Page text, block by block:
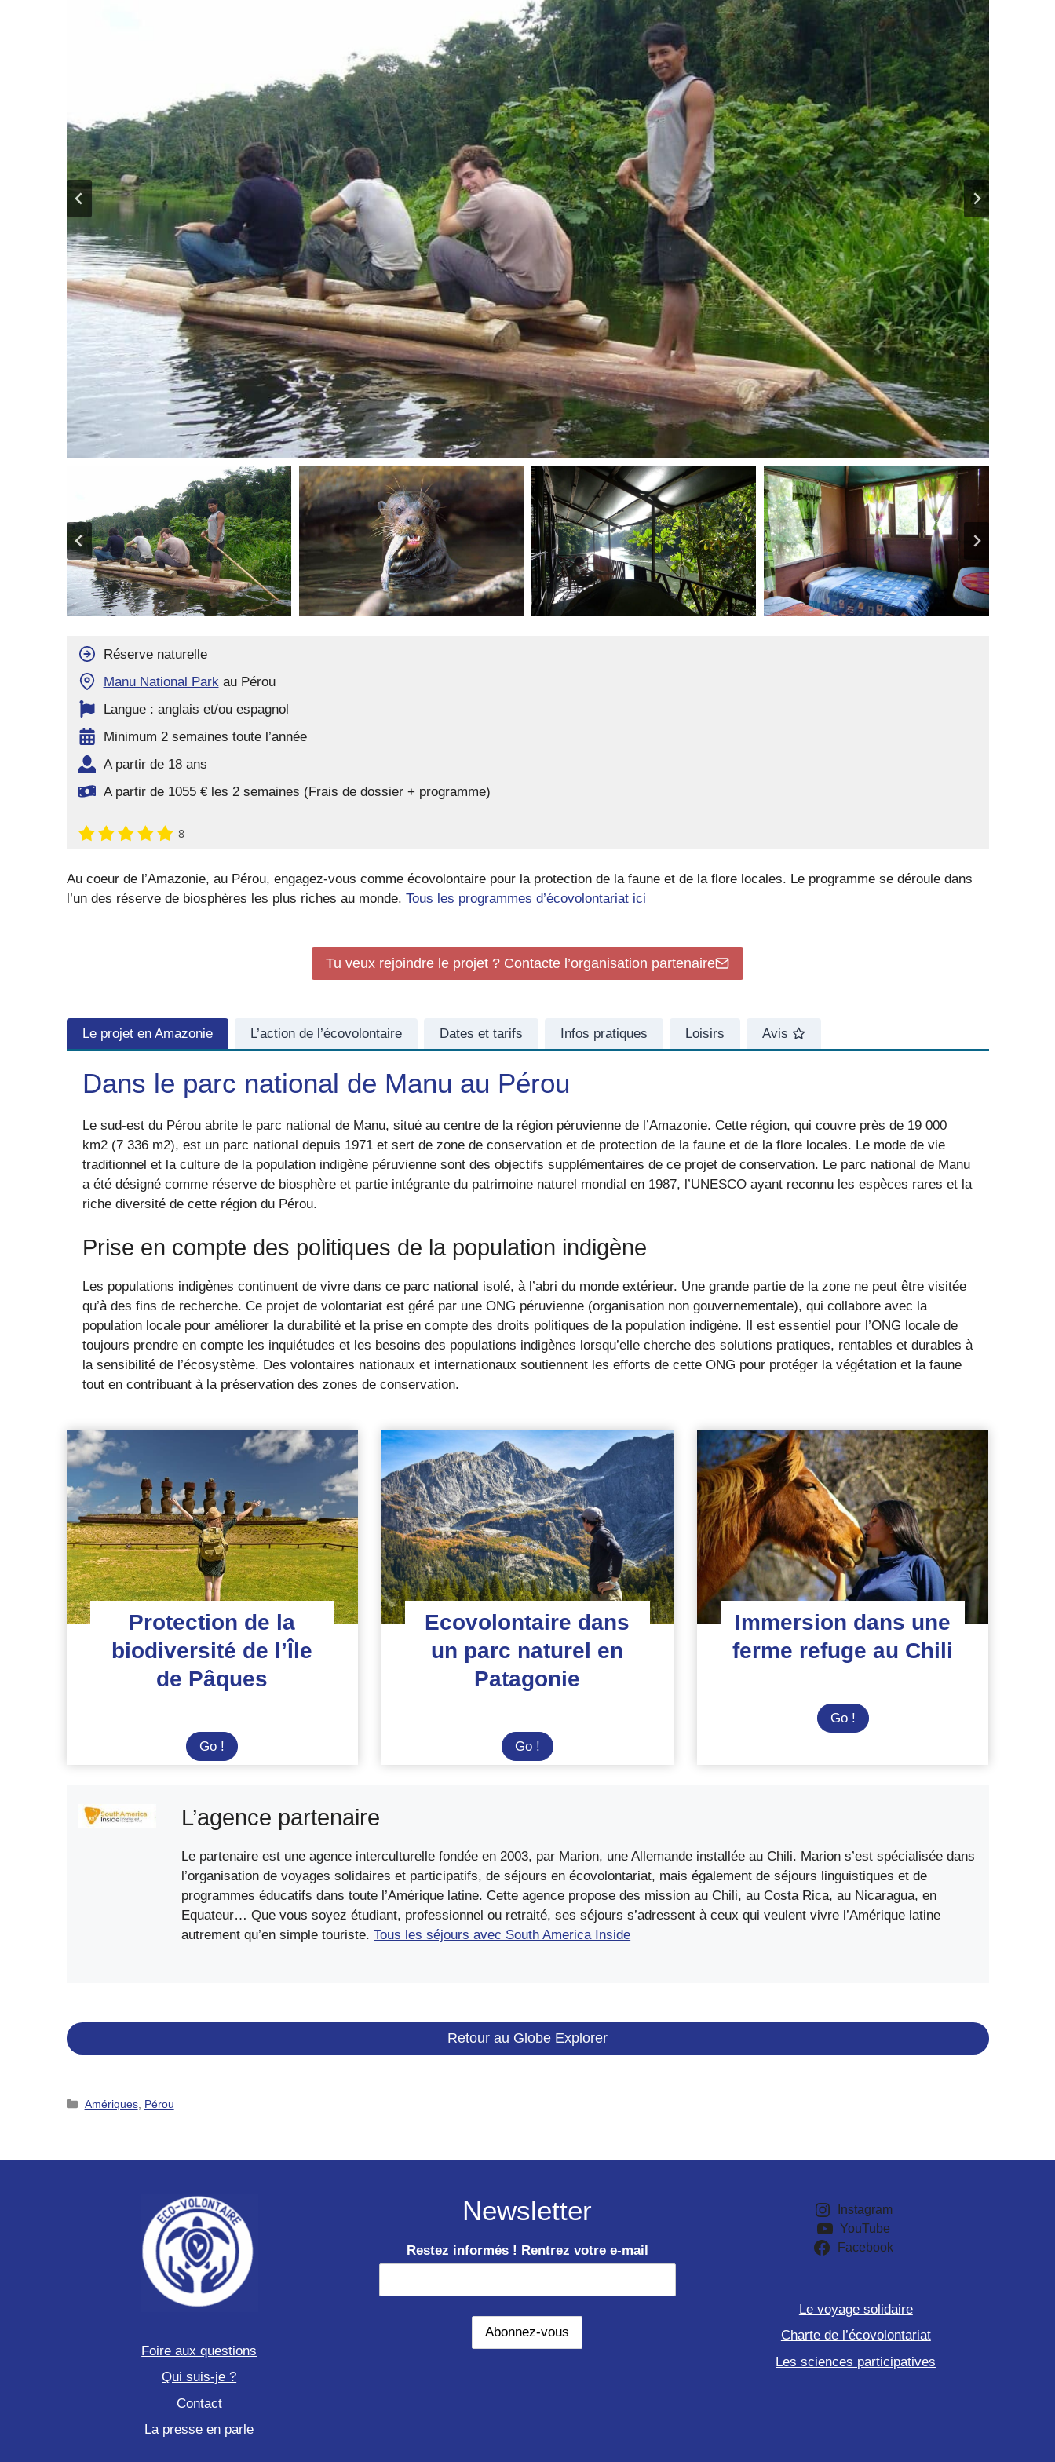
Réserve naturelle
Manu National Park au Pérou
Langue : anglais et/ou espagnol
Minimum 2 semaines toute l’année
A partir de 18 ans
A partir de 1055 € les 2 semaines (Frais de dossier + programme)
8
Au coeur de l’Amazonie, au Pérou, engagez-vous comme écovolontaire pour la protection de la faune et de la flore locales. Le programme se déroule dans
l’un des réserve de biosphères les plus riches au monde. Tous les programmes d’écovolontariat ici
Tu veux rejoindre le projet ? Contacte l’organisation partenaire
Le projet en Amazonie L’action de l’écovolontaire Dates et tarifs Infos pratiques Loisirs Avis
Dans le parc national de Manu au Pérou
Le sud-est du Pérou abrite le parc national de Manu, situé au centre de la région péruvienne de l’Amazonie. Cette région, qui couvre près de 19 000
km2 (7 336 m2), est un parc national depuis 1971 et sert de zone de conservation et de protection de la faune et de la flore locales. Le mode de vie
traditionnel et la culture de la population indigène péruvienne sont des objectifs supplémentaires de ce projet de conservation. Le parc national de Manu
a été désigné comme réserve de biosphère et partie intégrante du patrimoine naturel mondial en 1987, l’UNESCO ayant reconnu les espèces rares et la
riche diversité de cette région du Pérou.
Prise en compte des politiques de la population indigène
Les populations indigènes continuent de vivre dans ce parc national isolé, à l’abri du monde extérieur. Une grande partie de la zone ne peut être visitée
qu’à des fins de recherche. Ce projet de volontariat est géré par une ONG péruvienne (organisation non gouvernementale), qui collabore avec la
population locale pour améliorer la durabilité et la prise en compte des droits politiques de la population indigène. Il est essentiel pour l’ONG locale de
toujours prendre en compte les inquiétudes et les besoins des populations indigènes lorsqu’elle cherche des solutions pratiques, rentables et durables à
la sensibilité de l’écosystème. Des volontaires nationaux et internationaux soutiennent les efforts de cette ONG pour protéger la végétation et la faune
tout en contribuant à la préservation des zones de conservation.
Protection de la
biodiversité de l’Île
de Pâques
Go ! Protection
de
de
de
Pâques
Ecovolontaire dans
un parc naturel en
Patagonie
Go !Ecovolontaire
dans
Patagonie
Immersion dans une
ferme refuge au Chili
Go !Immersion
dans
L’agence partenaire
Le partenaire est une agence interculturelle fondée en 2003, par Marion, une Allemande installée au Chili. Marion s’est spécialisée dans
l’organisation de voyages solidaires et participatifs, de séjours en écovolontariat, mais également de séjours linguistiques et de
programmes éducatifs dans toute l’Amérique latine. Cette agence propose des mission au Chili, au Costa Rica, au Nicaragua, en
Equateur… Que vous soyez étudiant, professionnel ou retraité, ses séjours s’adressent à ceux qui veulent vivre l’Amérique latine
autrement qu’en simple touriste.Tous les séjours avec South America Inside
Retour au Globe Explorer
Catégories
Amériques, Pérou
Foire aux questions
Qui suis-je ?
Contact
La presse en parle
Newsletter
Restez informés ! Rentrez votre e-mail
Instagram
YouTube
Facebook
Le voyage solidaire
Charte de l’écovolontariat
Les sciences participatives